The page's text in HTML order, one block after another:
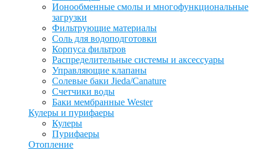
Ионообменные смолы и многофункциональные
загрузки
Фильтрующие материалы
Соль для водоподготовки
Корпуса фильтров
Распределительные системы и аксессуары
Управляющие клапаны
Солевые баки Jieda/Canature
Счетчики воды
Баки мембранные Wester
Кулеры и пурифаеры
Кулеры
Пурифаеры
Отопление